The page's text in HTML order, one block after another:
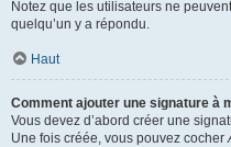
Notez que les utilisateurs ne
quelqu’un y a répondu.
Haut
Comment ajouter une signature à
Vous devez d’abord créer une
Une fois créée, vous pouvez cocher